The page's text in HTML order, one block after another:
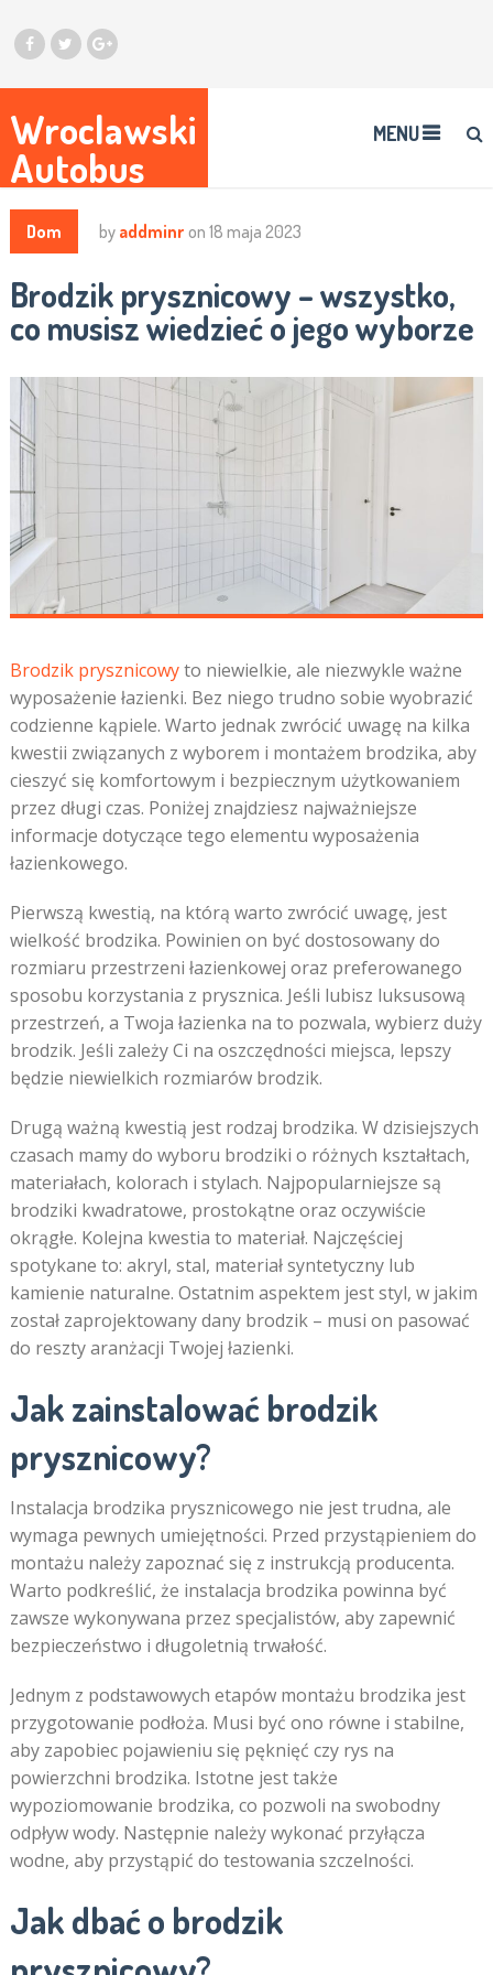
Wroclawski
Autobus
MENU
Dom by addminr on 18 maja 2023
Brodzik prysznicowy – wszystko,
co musisz wiedzieć o jego wyborze
Brodzik prysznicowyto niewielkie, ale niezwykle ważne
wyposażenie łazienki. Bez niego trudno sobie wyobrazić
codzienne kąpiele. Warto jednak zwrócić uwagę na kilka
kwestii związanych z wyborem i montażem brodzika, aby
cieszyć się komfortowym i bezpiecznym użytkowaniem
przez długi czas. Poniżej znajdziesz najważniejsze
informacje dotyczące tego elementu wyposażenia
łazienkowego.
Pierwszą kwestią, na którą warto zwrócić uwagę, jest
wielkość brodzika. Powinien on być dostosowany do
rozmiaru przestrzeni łazienkowej oraz preferowanego
sposobu korzystania z prysznica. Jeśli lubisz luksusową
przestrzeń, a Twoja łazienka na to pozwala, wybierz duży
brodzik. Jeśli zależy Ci na oszczędności miejsca, lepszy
będzie niewielkich rozmiarów brodzik.
Drugą ważną kwestią jest rodzaj brodzika. W dzisiejszych
czasach mamy do wyboru brodziki o różnych kształtach,
materiałach, kolorach i stylach. Najpopularniejsze są
brodziki kwadratowe, prostokątne oraz oczywiście
okrągłe. Kolejna kwestia to materiał. Najczęściej
spotykane to: akryl, stal, materiał syntetyczny lub
kamienie naturalne. Ostatnim aspektem jest styl, w jakim
został zaprojektowany dany brodzik – musi on pasować
do reszty aranżacji Twojej łazienki.
Jak zainstalować brodzik
prysznicowy?
Instalacja brodzika prysznicowego nie jest trudna, ale
wymaga pewnych umiejętności. Przed przystąpieniem do
montażu należy zapoznać się z instrukcją producenta.
Warto podkreślić, że instalacja brodzika powinna być
zawsze wykonywana przez specjalistów, aby zapewnić
bezpieczeństwo i długoletnią trwałość.
Jednym z podstawowych etapów montażu brodzika jest
przygotowanie podłoża. Musi być ono równe i stabilne,
aby zapobiec pojawieniu się pęknięć czy rys na
powierzchni brodzika. Istotne jest także
wypoziomowanie brodzika, co pozwoli na swobodny
odpływ wody. Następnie należy wykonać przyłącza
wodne, aby przystąpić do testowania szczelności.
Jak dbać o brodzik